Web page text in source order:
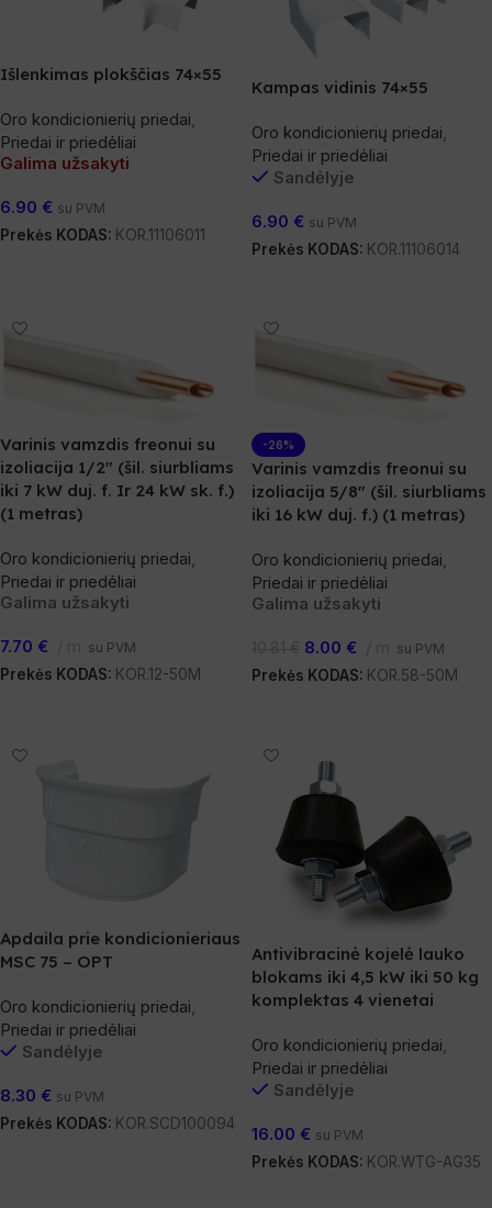
Išlenkimas plokščias 74×55
Oro kondicionierių priedai
Priedai ir priedėliai
Galima užsakyti
6.90 € su PVM
Prekės KODAS: KOR.11106011
Kampas vidinis 74×55
Oro kondicionierių priedai
Priedai ir priedėliai
Sandėlyje
6.90 € su PVM
Prekės KODAS: KOR.11106014
Varinis vamzdis freonui su
izoliacija 1/2″ (šil. siurbliams
iki 7 kW duj. f. Ir 24 kW sk. f.)
(1 metras)
Oro kondicionierių priedai,
Priedai ir priedėliai
Galima užsakyti
7.70 € su PVM
Prekės KODAS: KOR.12-50M
-26%
Varinis vamzdis freonui su
izoliacija 5/8″ (šil. siurbliams
iki 16 kW duj. f.) (1 metras)
Oro kondicionierių priedai,
Priedai ir priedėliai
Galima užsakyti
8.00 € su PVM
Prekės KODAS: KOR.58-50M
Apdaila prie kondicionieriaus
MSC 75 – OPT
Oro kondicionierių priedai
Priedai ir priedėliai
Sandėlyje
8.30 € su PVM
Prekės KODAS: KOR.SCD100094
Antivibracinė kojelė lauko
blokams iki 4,5 kW iki 50 kg
komplektas 4 vienetai
Oro kondicionierių priedai,
Priedai ir priedėliai
Sandėlyje
16.00 € su PVM
Prekės KODAS: KOR.WTG-AG35